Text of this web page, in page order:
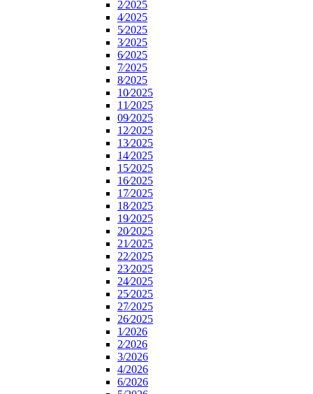
2⁄2025
4⁄2025
5⁄2025
3⁄2025
6⁄2025
7⁄2025
8⁄2025
10⁄2025
11⁄2025
09⁄2025
12⁄2025
13⁄2025
14⁄2025
15⁄2025
16⁄2025
17⁄2025
18⁄2025
19⁄2025
20⁄2025
21⁄2025
22⁄2025
23⁄2025
24⁄2025
25⁄2025
27⁄2025
26⁄2025
1⁄2026
2⁄2026
3/2026
4/2026
6/2026